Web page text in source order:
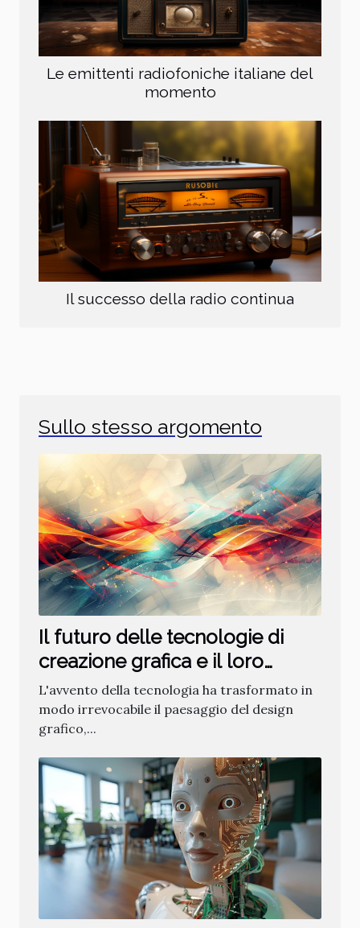
Le emittenti radiofoniche italiane del
momento
Il successo della radio continua
Sullo stesso argomento
Il futuro delle tecnologie di
creazione grafica e il loro
impatto sul design moderno
L'avvento della tecnologia ha trasformato in
modo irrevocabile il paesaggio del design
grafico,...